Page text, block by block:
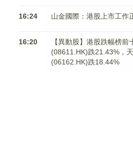
16:24 山金國際：港股上市工作
16:20
【異動股】港股跌幅榜前
(08611.HK)跌21.43%，
(06162.HK)跌18.44%